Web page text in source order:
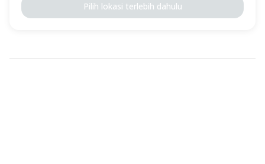
Pilih lokasi terlebih dahulu